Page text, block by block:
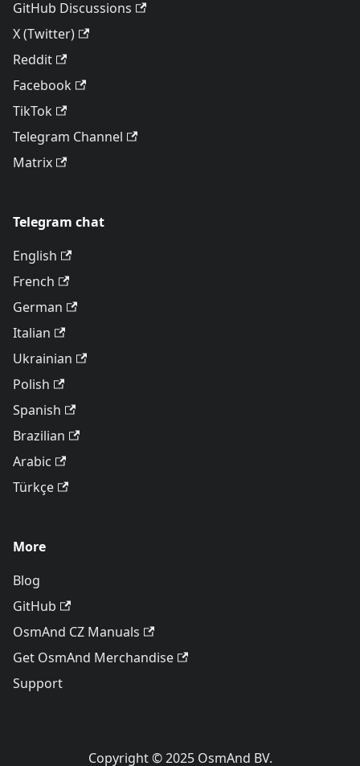
GitHub Discussions
X (Twitter)
Reddit
Facebook
TikTok
Telegram Channel
Matrix
Telegram chat
English
French
German
Italian
Ukrainian
Polish
Spanish
Brazilian
Arabic
Türkçe
More
Blog
GitHub
OsmAnd CZ Manuals
Get OsmAnd Merchandise
Support
Copyright © 2025 OsmAnd BV.